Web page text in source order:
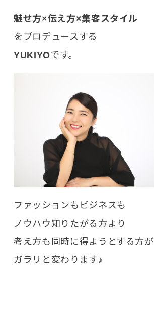
魅せ方×伝え方×集客スタイル
をプロデュースする
YUKIYOです。
ファッションもビジネスも
ノウハウ知りたがる方より
考え方も同時に得ようとする方が
ガラリと変わります♪